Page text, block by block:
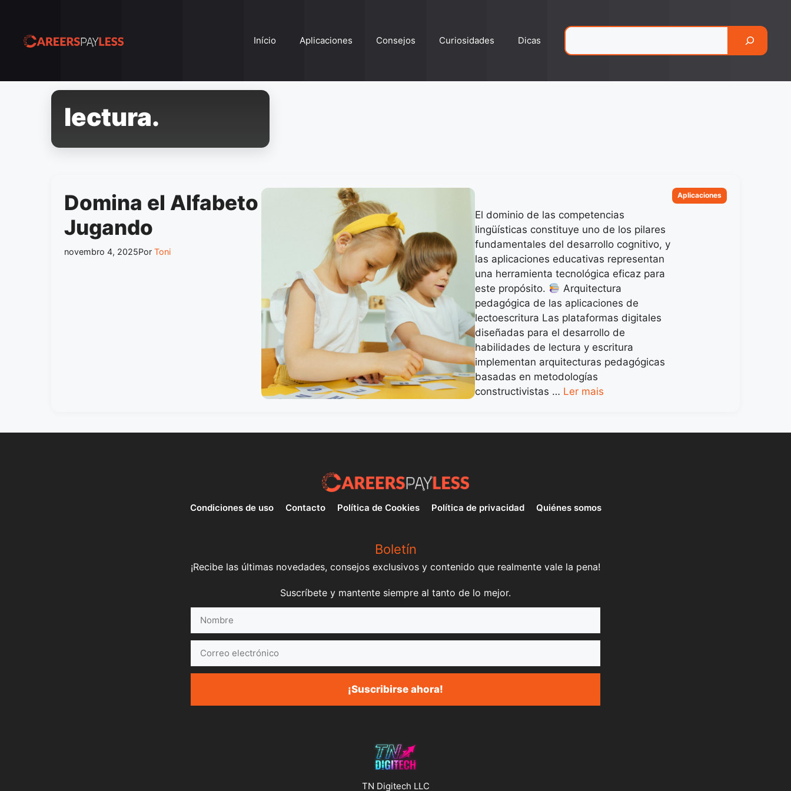
conteúdo
Início Aplicaciones Consejos Curiosidades Dicas
lectura.
Domina el Alfabeto
Jugando
novembro 4, 2025Por Toni
El dominio de las competencias
lingüísticas constituye uno de los pilares
fundamentales del desarrollo cognitivo, y
las aplicaciones educativas representan
una herramienta tecnológica eficaz para
este propósito.
Arquitectura
pedagógica de las aplicaciones de
lectoescritura Las plataformas digitales
diseñadas para el desarrollo de
habilidades de lectura y escritura
implementan arquitecturas pedagógicas
basadas en metodologías
constructivistas … Ler mais
Categorias
Aplicaciones
Condiciones de uso Contacto Política de Cookies Política de privacidad Quiénes somos
Boletín
¡Recibe las últimas novedades, consejos exclusivos y contenido que realmente vale la pena!
Suscríbete y mantente siempre al tanto de lo mejor.
electrónico
¡Suscribirse ahora!
TN Digitech LLC